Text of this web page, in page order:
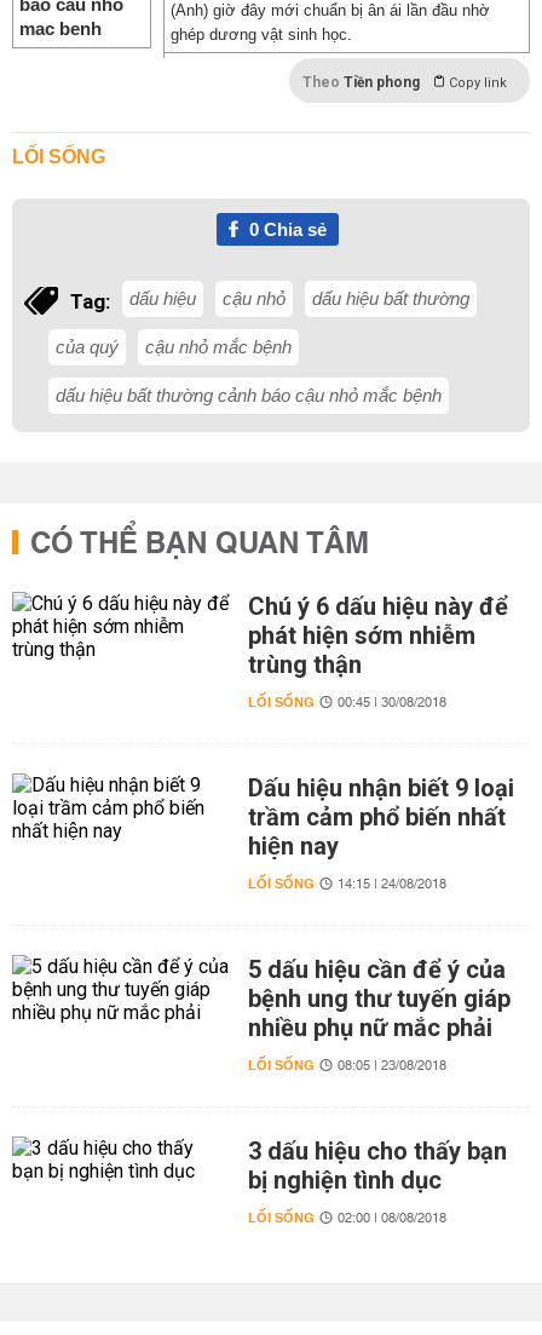
(Anh) giờ đây mới chuẩn bị ân ái lần đầu nhờ
ghép dương vật sinh học.
Theo Tiền phong Copy link
LỐI SỐNG
0Chia sẻ
Tag: dấu hiệu cậu nhỏ dấu hiệu bất thường
của quý cậu nhỏ mắc bệnh
dấu hiệu bất thường cảnh báo cậu nhỏ mắc bệnh
CÓ THỂ BẠN QUAN TÂM
Chú ý 6 dấu hiệu này để
phát hiện sớm nhiễm
trùng thận
LỐI SỐNG 00:45 | 30/08/2018
Dấu hiệu nhận biết 9 loại
trầm cảm phổ biến nhất
hiện nay
LỐI SỐNG 14:15 | 24/08/2018
5 dấu hiệu cần để ý của
bệnh ung thư tuyến giáp
nhiều phụ nữ mắc phải
LỐI SỐNG 08:05 | 23/08/2018
3 dấu hiệu cho thấy bạn
bị nghiện tình dục
LỐI SỐNG 02:00 | 08/08/2018